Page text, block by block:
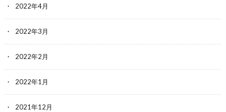
2022年4月
2022年3月
2022年2月
2022年1月
2021年12月